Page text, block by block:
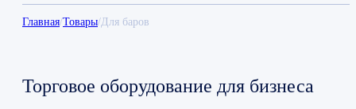
Главная/Товары/Для баров
Торговое оборудование для бизнеса